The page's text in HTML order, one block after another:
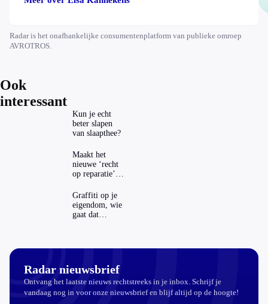
Radar is het onafhankelijke consumentenplatform van publieke omroep
AVROTROS.
Ook
interessant
Kun je echt
beter slapen
van slaapthee?
Maakt het
nieuwe ‘recht
op reparatie’
echt
aantrekkelijker?
Graffiti op je
eigendom, wie
gaat dat
Radar nieuwsbrief
Ontvang het laatste nieuws rechtstreeks in je inbox. Schrijf je
vandaag nog in voor onze nieuwsbrief en blijf altijd op de hoogte!